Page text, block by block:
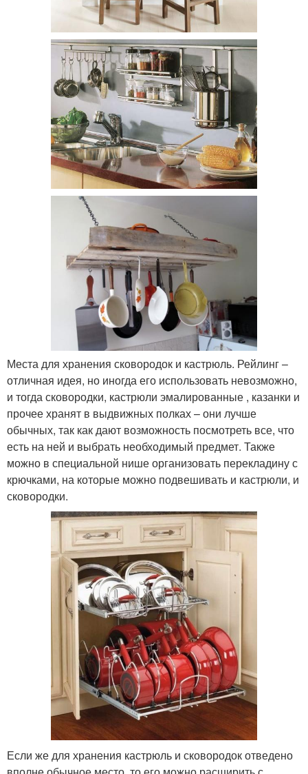
Места для хранения сковородок и кастрюль. Рейлинг –
отличная идея, но иногда его использовать невозможно,
и тогда сковородки, кастрюли эмалированные , казанки и
прочее хранят в выдвижных полках – они лучше
обычных, так как дают возможность посмотреть все, что
есть на ней и выбрать необходимый предмет. Также
можно в специальной нише организовать перекладину с
крючками, на которые можно подвешивать и кастрюли, и
сковородки.
Если же для хранения кастрюль и сковородок отведено